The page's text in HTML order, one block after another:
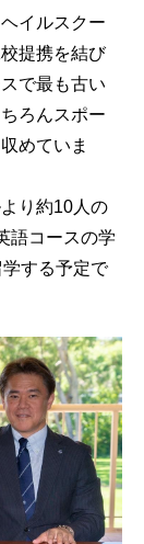
イルスクー
提携を結び
で最も古い
ろんスポー
めていま
り約10人の
語コースの学
する予定で